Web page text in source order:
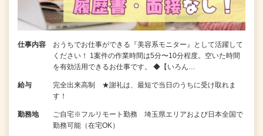
仕事内容
おうちでお仕事ができる『美容系モニター』として活躍して
ください！ 1案件の作業時間は5分〜10分程度。空いた時間
を有効活用できるお仕事です。 ◆【いろん…
給与
完全出来高制 ★謝礼は、最短で当日のうちに受け取れま
す！
勤務地
ご自宅※フルリモート勤務 埼玉県エリアおよび日本全国で
勤務可能（在宅OK）